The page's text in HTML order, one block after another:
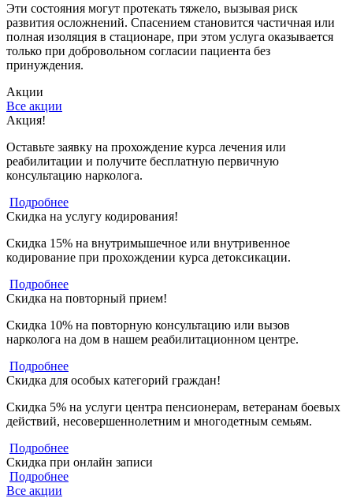
Эти состояния могут протекать тяжело, вызывая риск
развития осложнений. Спасением становится частичная или
полная изоляция в стационаре, при этом услуга оказывается
только при добровольном согласии пациента без
принуждения.
Акции
Все акции
Акция!
Оставьте заявку на прохождение курса лечения или
реабилитации и получите бесплатную первичную
консультацию нарколога.
Подробнее
Скидка на услугу кодирования!
Скидка 15% на внутримышечное или внутривенное
кодирование при прохождении курса детоксикации.
Подробнее
Скидка на повторный прием!
Скидка 10% на повторную консультацию или вызов
нарколога на дом в нашем реабилитационном центре.
Подробнее
Скидка для особых категорий граждан!
Скидка 5% на услуги центра пенсионерам, ветеранам боевых
действий, несовершеннолетним и многодетным семьям.
Подробнее
Скидка при онлайн записи
Подробнее
Все акции